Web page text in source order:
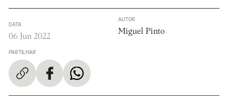
DATA
06 Jun 2022
PARTILHAR
AUTOR
Miguel Pinto